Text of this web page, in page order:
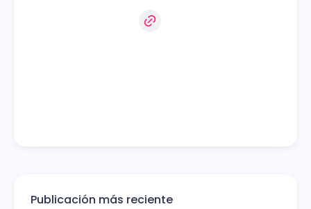
Publicación más reciente